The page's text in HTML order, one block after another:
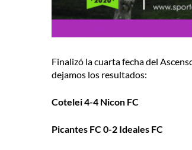
Finalizó la cuarta fecha del
dejamos los resultados:
Cotelei 4-4 Nicon FC
Picantes FC 0-2 Ideales FC